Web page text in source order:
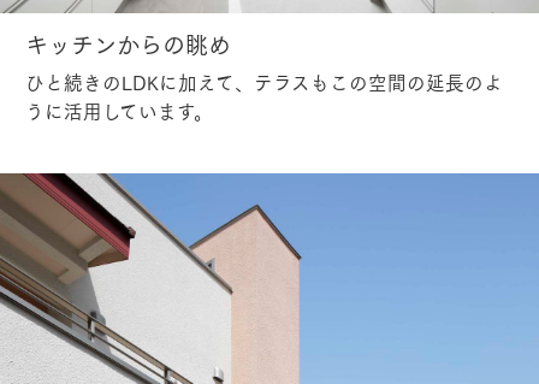
キッチンからの眺め
ひと続きのLDKに加えて、テラスもこの空間の延長のよ
うに活用しています。